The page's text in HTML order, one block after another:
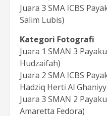
Juara 3 SMA ICBS
Salim Lubis)
Kategori Fotografi
Juara 1 SMAN 3
Hudzaifah)
Juara 2 SMA ICBS
Hadziq Herti Al
Juara 3 SMAN 2
Amaretta Fedora)